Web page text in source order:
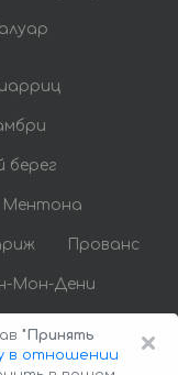
берег
Ментона
Прованс
Мон-Дени
×
"Принять
в отношении